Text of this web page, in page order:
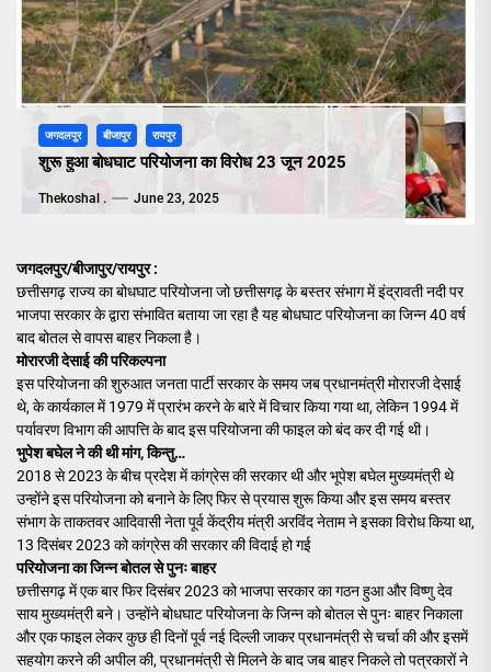
जगदलपुर बीजापुर रायपुर
शुरू हुआ बोधघाट परियोजना का विरोध 23 जून 2025
Thekoshal . June 23, 2025
जगदलपुर/बीजापुर/रायपुर :
छत्तीसगढ़ राज्य का बोधघाट परियोजना जो छत्तीसगढ़ के बस्तर संभाग में इंद्रावती नदी पर
भाजपा सरकार के द्वारा संभावित बताया जा रहा है यह बोधघाट परियोजना का जिन्न 40 वर्ष
बाद बोतल से वापस बाहर निकला है।
मोरारजी देसाई की परिकल्पना
इस परियोजना की शुरुआत जनता पार्टी सरकार के समय जब प्रधानमंत्री मोरारजी देसाई
थे, के कार्यकाल में 1979 में प्रारंभ करने के बारे में विचार किया गया था, लेकिन 1994 में
पर्यावरण विभाग की आपत्ति के बाद इस परियोजना की फाइल को बंद कर दी गई थी।
भुपेश बघेल ने की थी मांग, किन्तु…
2018 से 2023 के बीच प्रदेश में कांग्रेस की सरकार थी और भूपेश बघेल मुख्यमंत्री थे
उन्होंने इस परियोजना को बनाने के लिए फिर से प्रयास शुरू किया और इस समय बस्तर
संभाग के ताकतवर आदिवासी नेता पूर्व केंद्रीय मंत्री अरविंद नेताम ने इसका विरोध किया था,
13 दिसंबर 2023 को कांग्रेस की सरकार की विदाई हो गई
परियोजना का जिन्न बोतल से पुनः बाहर
छत्तीसगढ़ में एक बार फिर दिसंबर 2023 को भाजपा सरकार का गठन हुआ और विष्णु देव
साय मुख्यमंत्री बने। उन्होंने बोधघाट परियोजना के जिन्न को बोतल से पुनः बाहर निकाला
और एक फाइल लेकर कुछ ही दिनों पूर्व नई दिल्ली जाकर प्रधानमंत्री से चर्चा की और इसमें
सहयोग करने की अपील की, प्रधानमंत्री से मिलने के बाद जब बाहर निकले तो पत्रकारों ने